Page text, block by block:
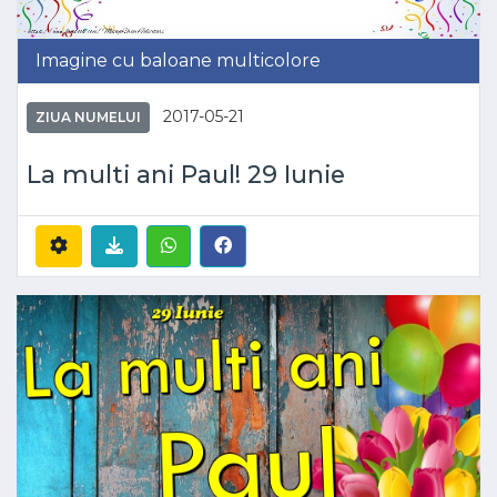
Imagine cu baloane multicolore
ZIUA NUMELUI 2017-05-21
La multi ani Paul! 29 Iunie